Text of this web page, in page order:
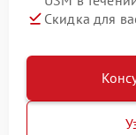
Скидка для